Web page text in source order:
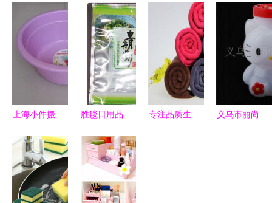
架看创意家
居生活用品
的实用美学
售店需要多
少资金？详
细预算分析
娃新升级！
日用百货与
小家电超值
精选
物架 角落
空间的收纳
艺术
上海小件搬
机服务全攻
略 从出租
车到专业搬
胜毯日用品
食品、大米
专用，定制
规格厂家直
专注品质生
义乌市丽尚